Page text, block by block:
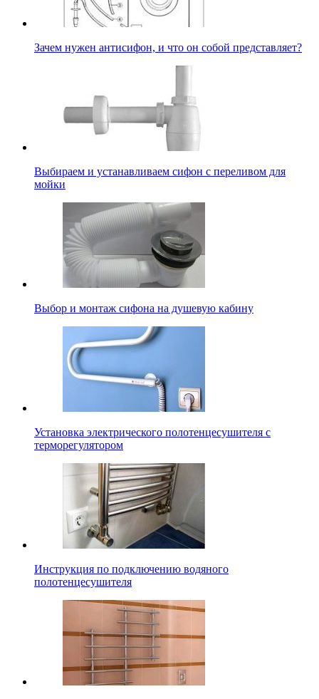
Зачем нужен антисифон, и что он собой представляет?
Выбираем и устанавливаем сифон с переливом для
мойки
Выбор и монтаж сифона на душевую кабину
Установка электрического полотенцесушителя с
терморегулятором
Инструкция по подключению водяного
полотенцесушителя